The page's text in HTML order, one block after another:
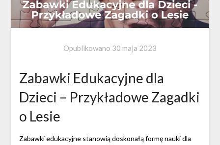
Opublikowano 30 maja 2023
Zabawki Edukacyjne dla
Dzieci – Przykładowe Zagadki
o Lesie
Zabawki edukacyjne stanowią doskonałą formę nauki dla